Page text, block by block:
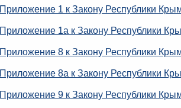
Приложение 1 к Закону Республики
Приложение 1а к Закону Республики
Приложение 8 к Закону Республики
Приложение 8а к Закону Республики
Приложение 9 к Закону Республики